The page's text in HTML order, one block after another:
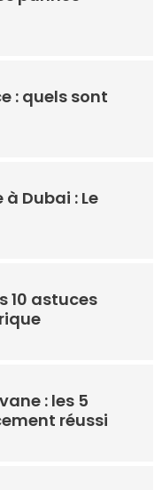
: quels sont
Dubai : Le
10 astuces
: les 5
réussi